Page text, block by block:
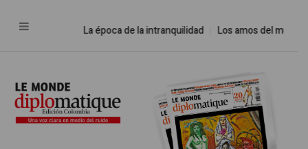
La época de la intranquilidad Los amos del mundo